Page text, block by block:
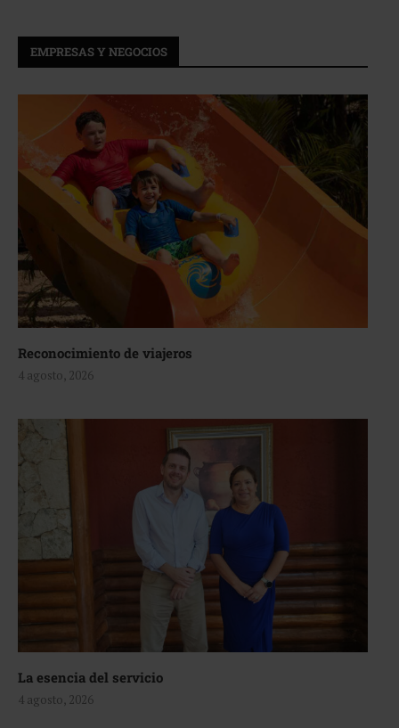
EMPRESAS Y NEGOCIOS
Reconocimiento de viajeros
4 agosto, 2026
La esencia del servicio
4 agosto, 2026